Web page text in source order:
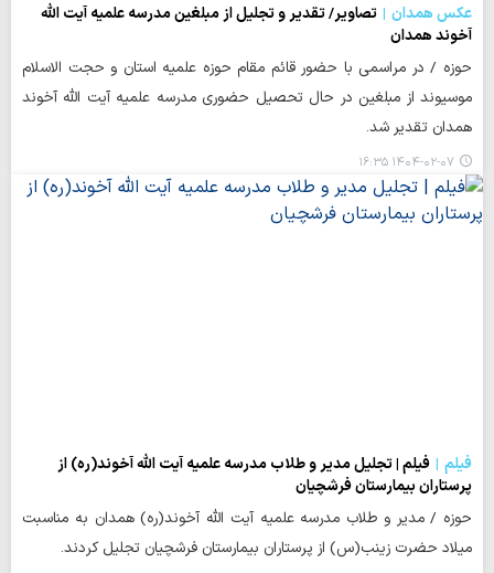
عکس همدان
تصاویر/ تقدیر و تجلیل از مبلغین مدرسه علمیه آیت الله
آخوند همدان
حوزه / در مراسمی با حضور قائم مقام حوزه علمیه استان و حجت الاسلام
موسیوند از مبلغین در حال تحصیل حضوری مدرسه علمیه آیت الله آخوند
همدان تقدیر شد.
۱۴۰۴-۰۲-۰۷ ۱۶:۳۵
فیلم
فیلم | تجلیل مدیر و طلاب مدرسه علمیه آیت الله آخوند(ره) از
پرستاران بیمارستان فرشچیان
حوزه / مدیر و طلاب مدرسه علمیه آیت الله آخوند(ره) همدان به مناسبت
میلاد حضرت زینب(س) از پرستاران بیمارستان فرشچیان تجلیل کردند.